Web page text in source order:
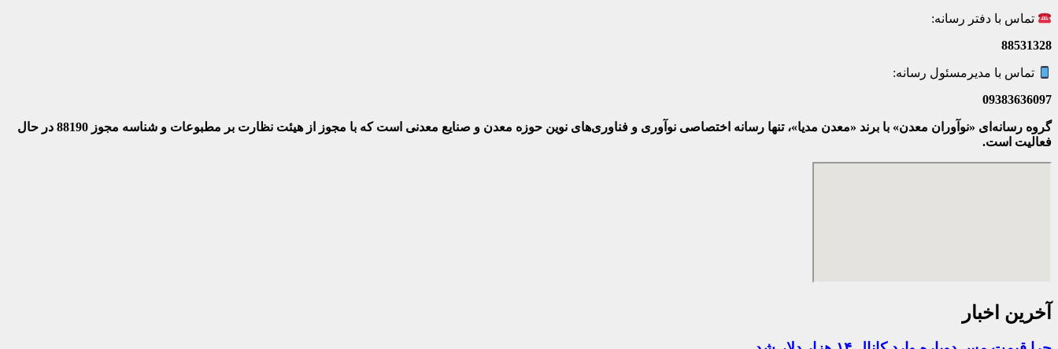
تماس با دفتر رسانه:
88531328
تماس با مدیرمسئول رسانه:
09383636097
گروه رسانه‌ای «نوآوران معدن» با برند «معدن مدیا»، تنها رسانه اختصاصی نوآوری و فناوری‌های نوین حوزه معدن و صنایع معدنی‌ است که با مجوز از هیئت نظارت بر مطبوعات
و شناسه مجوز 88190 در حال
فعالیت است.
آخرین اخبار